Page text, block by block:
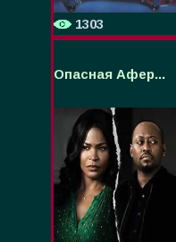
1303
Опасная Афер...